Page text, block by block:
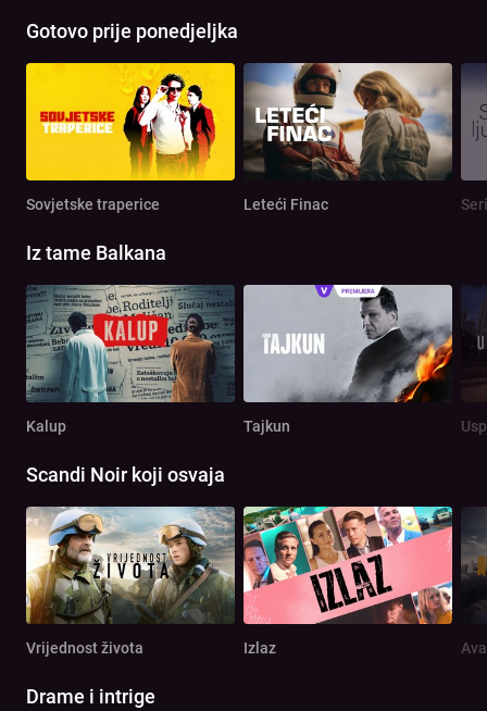
Gotovo prije ponedjeljka
Sovjetske traperice Leteći Finac
Iz tame Balkana
Kalup Tajkun
Scandi Noir koji osvaja
Vrijednost života Izlaz
Drame i intrige